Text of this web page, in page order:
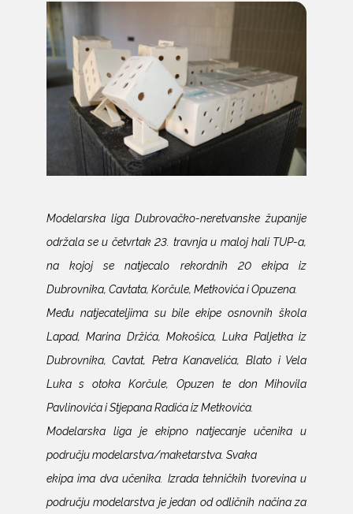
Modelarska liga Dubrovačko-neretvanske županije
održala se u četvrtak 23. travnja u maloj hali TUP-a,
na kojoj se natjecalo rekordnih 20 ekipa iz
Dubrovnika, Cavtata, Korčule, Metkovića i Opuzena.
Među natjecateljima su bile ekipe osnovnih škola
Lapad, Marina Držića, Mokošica, Luka Paljetka iz
Dubrovnika, Cavtat, Petra Kanavelića, Blato i Vela
Luka s otoka Korčule, Opuzen te don Mihovila
Pavlinovića i Stjepana Radića iz Metkovića.
Modelarska liga je ekipno natjecanje učenika u
području modelarstva/maketarstva. Svaka
ekipa ima dva učenika. Izrada tehničkih tvorevina u
području modelarstva je jedan od odličnih načina za